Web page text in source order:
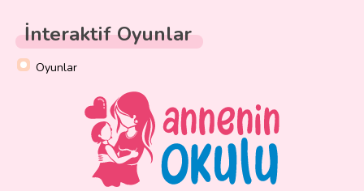
İnteraktif Oyunlar
Oyunlar